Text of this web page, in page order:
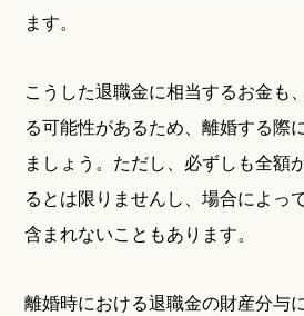
ます。
こうした退職金に相当するお金も
る可能性があるため、離婚する際
ましょう。ただし、必ずしも全額
るとは限りませんし、場合によっ
含まれないこともあります。
離婚時における退職金の財産分与